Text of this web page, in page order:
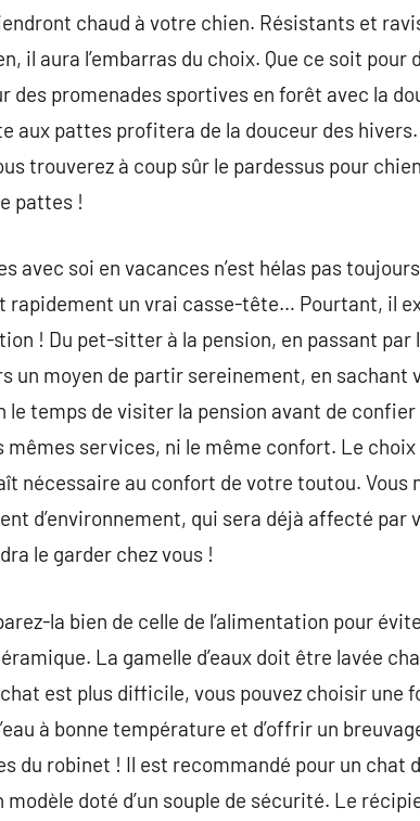
chaud à votre chien. Résistants et
il aura l’embarras du choix. Que ce soit pour
des promenades sportives en forêt avec la
aux pattes profitera de la douceur des
trouverez à coup sûr le pardessus pour
pattes !
avec soi en vacances n’est hélas pas
rapidement un vrai casse-tête… Pourtant, il
! Du pet-sitter à la pension, en passant par
un moyen de partir sereinement, en sachant
le temps de visiter la pension avant de
mêmes services, ni le même confort. Le
nécessaire au confort de votre toutou. Vous
d’environnement, qui sera déjà affecté par
le garder chez vous !
la bien de celle de l’alimentation pour
La gamelle d’eaux doit être lavée
est plus difficile, vous pouvez choisir une
à bonne température et d’offrir un
du robinet ! Il est recommandé pour un chat
doté d’un souple de sécurité. Le